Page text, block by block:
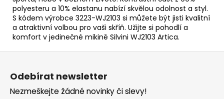
polyesteru a 10% elastanu nabízí skvělou odolnost a styl.
S kódem výrobce 3223-WJ2103 si můžete být jisti kvalitní
a atraktivní volbou pro vaši skříň. Užijte si pohodlí a
komfort v jedinečné mikině Silvini WJ2103 Artica.
Z
Odebírat newsletter
Nezmeškejte žádné novinky či slevy!